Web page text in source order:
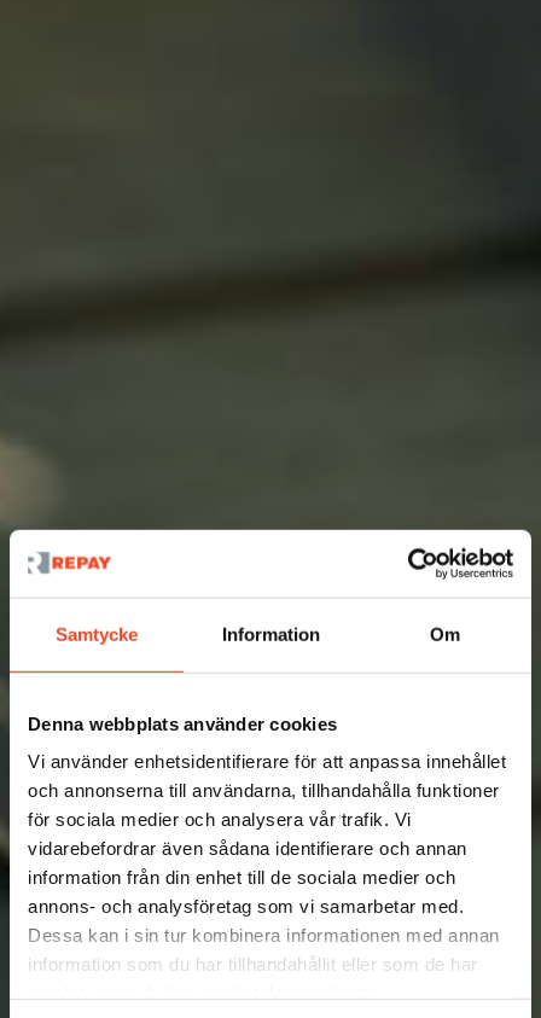
Samtycke Information Om
Denna webbplats använder cookies
Vi använder enhetsidentifierare för att anpassa innehållet
och annonserna till användarna, tillhandahålla funktioner
för sociala medier och analysera vår trafik. Vi
vidarebefordrar även sådana identifierare och annan
information från din enhet till de sociala medier och
annons- och analysföretag som vi samarbetar med.
Dessa kan i sin tur kombinera informationen med annan
information som du har tillhandahållit eller som de har